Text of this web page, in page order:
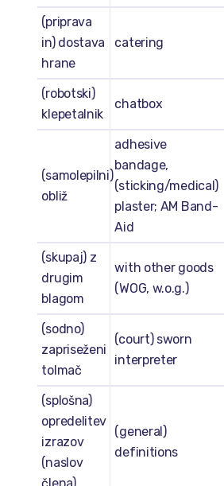
(priprava
in) dostava
hrane
catering
(robotski)
klepetalnik
chatbox
(samolepilni)
obliž
adhesive
bandage,
(sticking/medical)
plaster; AM Band-
Aid
(skupaj) z
drugim
blagom
with other goods
(WOG, w.o.g.)
(sodno)
zapriseženi
tolmač
(court) sworn
interpreter
(splošna)
opredelitev
izrazov
(naslov
(general)
definitions